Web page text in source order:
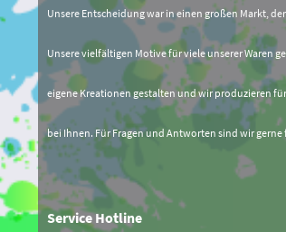
Unsere Entscheidung war in einen großen Markt,
Unsere vielfältigen Motive für viele unserer Waren
eigene Kreationen gestalten und wir produzieren
bei Ihnen. Für Fragen und Antworten sind wir gerne
Service Hotline